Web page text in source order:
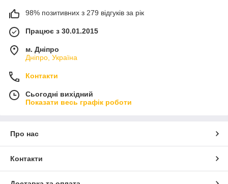
98% позитивних з 279 відгуків за рік
Працює з 30.01.2015
м. Дніпро
Дніпро, Україна
Контакти
Сьогодні вихідний
Показати весь графік роботи
Про нас
Контакти